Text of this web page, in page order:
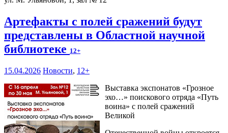
Артефакты с полей сражений будут
представлены в Областной научной
библиотеке 12+
15.04.2026 Новости, 12+
Выставка экспонатов «Грозное
эхо…» поискового отряда «Путь
воина» с полей сражений
Великой